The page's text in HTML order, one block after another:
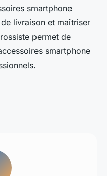
smartphone
livraison et maîtriser
permet de
smartphone